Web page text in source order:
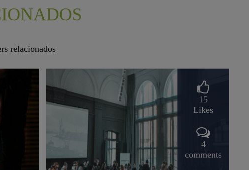
relacionados
15
Likes
4
comments